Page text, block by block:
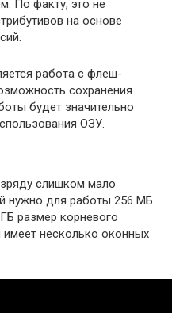
По факту, это не
на основе
работа с флеш-
сохранения
будет значительно
ОЗУ.
слишком мало
нужно для работы 256 МБ
размер корневого
имеет несколько оконных